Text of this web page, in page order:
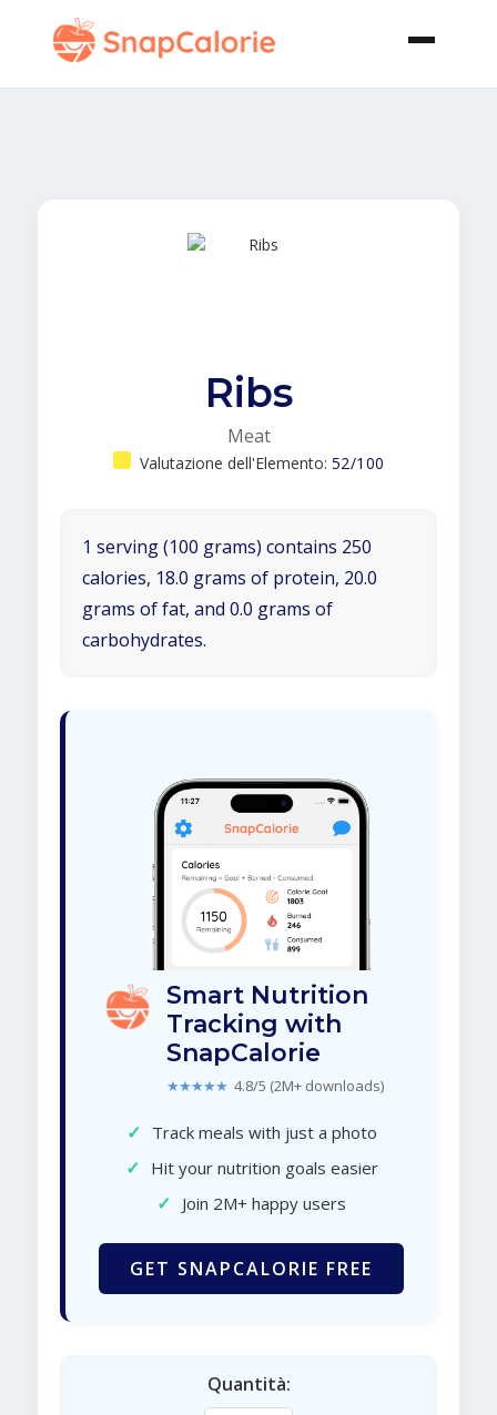
Ribs
Meat
Valutazione dell'Elemento: 52/100
1 serving (100 grams) contains 250
calories, 18.0 grams of protein, 20.0
grams of fat, and 0.0 grams of
carbohydrates.
Smart Nutrition
Tracking with
SnapCalorie
★★★★★ 4.8/5 (2M+ downloads)
✓ Track meals with just a photo
✓ Hit your nutrition goals easier
✓ Join 2M+ happy users
GET SNAPCALORIE FREE
Quantità: